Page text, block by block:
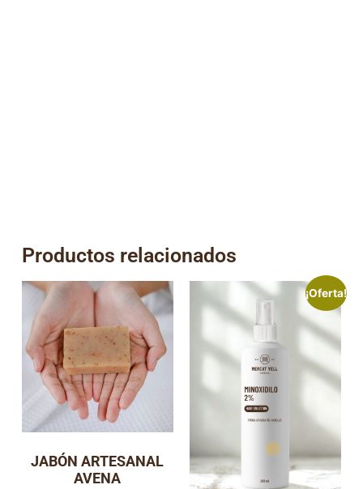
Productos relacionados
JABÓN ARTESANAL
AVENA
¡Oferta!